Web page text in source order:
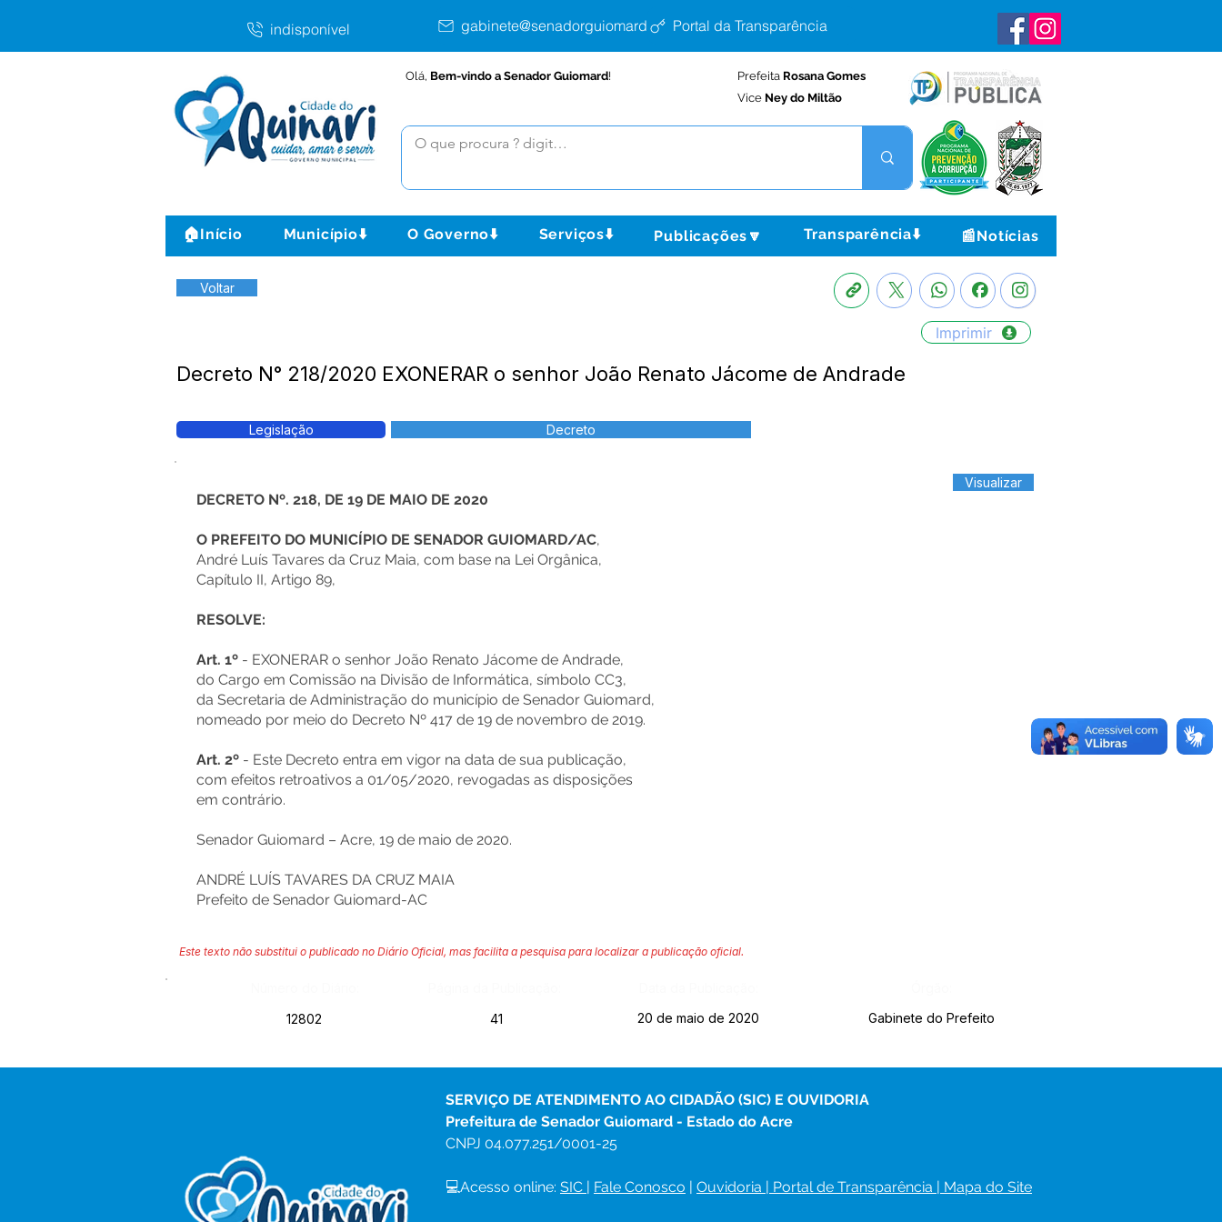
indisponível gabinete@senadorguiomard.ac.gov.brPortal da Transparência
Olá, Bem-vindo a Senador Guiomard! Prefeita Rosana Gomes
Vice Ney do Miltão
🏠Início Município⬇️ O Governo⬇️ Serviços⬇️ Publicações🔽 Transparência⬇️ 📰Notícias
Voltar
Imprimir
Decreto N° 218/2020 EXONERAR o senhor João Renato Jácome de Andrade
Legislação Decreto
Visualizar
DECRETO Nº. 218, DE 19 DE MAIO DE 2020
O PREFEITO DO MUNICÍPIO DE SENADOR GUIOMARD/AC,
André Luís Tavares da Cruz Maia, com base na Lei Orgânica,
Capítulo II, Artigo 89,
RESOLVE:
Art. 1º - EXONERAR o senhor João Renato Jácome de Andrade,
do Cargo em Comissão na Divisão de Informática, símbolo CC3,
da Secretaria de Administração do município de Senador Guiomard,
nomeado por meio do Decreto Nº 417 de 19 de novembro de 2019.
Art. 2º - Este Decreto entra em vigor na data de sua publicação,
com efeitos retroativos a 01/05/2020, revogadas as disposições
em contrário.
Senador Guiomard – Acre, 19 de maio de 2020.
ANDRÉ LUÍS TAVARES DA CRUZ MAIA
Prefeito de Senador Guiomard-AC
Este texto não substitui o publicado no Diário Oficial, mas facilita a pesquisa para localizar a publicação oficial.
12802
41 20 de maio de 2020 Gabinete do Prefeito
SERVIÇO DE ATENDIMENTO AO CIDADÃO (SIC) E OUVIDORIA
Prefeitura de Senador Guiomard - Estado do Acre
CNPJ 04.077.251/0001-25
💻Acesso online: SIC | Fale Conosco | Ouvidoria | Portal de Transparência | Mapa do Site